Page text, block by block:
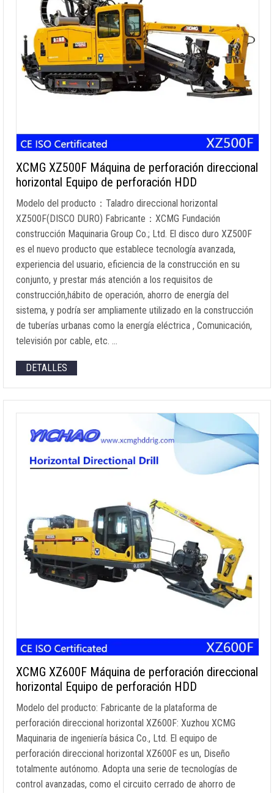
XCMG XZ500F Máquina de perforación direccional
horizontal Equipo de perforación HDD
Modelo del producto：Taladro direccional horizontal
XZ500F(DISCO DURO) Fabricante：XCMG Fundación
construcción Maquinaria Group Co.; Ltd. El disco duro XZ500F
es el nuevo producto que establece tecnología avanzada,
experiencia del usuario, eficiencia de la construcción en su
conjunto, y prestar más atención a los requisitos de
construcción,hábito de operación, ahorro de energía del
sistema, y podría ser ampliamente utilizado en la construcción
de tuberías urbanas como la energía eléctrica , Comunicación,
televisión por cable, etc. …
DETALLES
XCMG XZ600F Máquina de perforación direccional
horizontal Equipo de perforación HDD
Modelo del producto: Fabricante de la plataforma de
perforación direccional horizontal XZ600F: Xuzhou XCMG
Maquinaria de ingeniería básica Co., Ltd. El equipo de
perforación direccional horizontal XZ600F es un, Diseño
totalmente autónomo. Adopta una serie de tecnologías de
control avanzadas, como el circuito cerrado de ahorro de